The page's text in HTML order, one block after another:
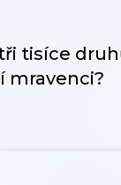
tisíce
mravenci?